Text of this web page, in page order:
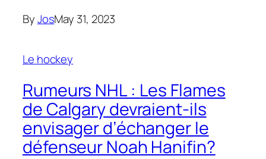
ByJosMay 31, 2023
Le hockey
Rumeurs NHL : Les Flames
de Calgary devraient-ils
envisager d’échanger le
défenseur Noah Hanifin?